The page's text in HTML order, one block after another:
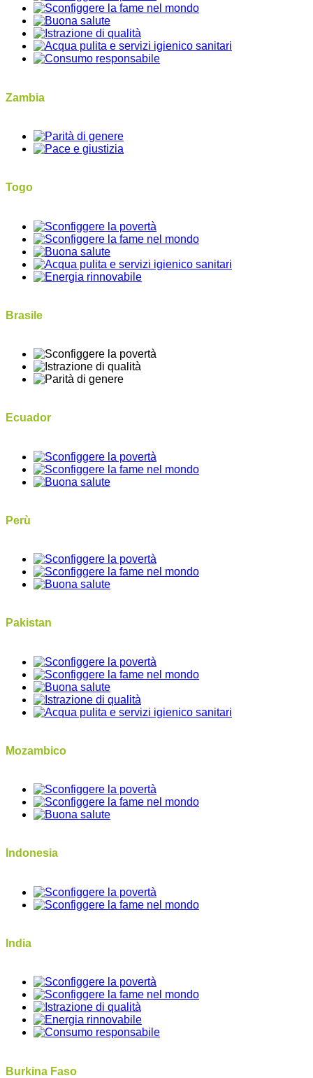
Zambia
Togo
Brasile
Ecuador
Perù
Pakistan
Mozambico
Indonesia
India
Burkina Faso